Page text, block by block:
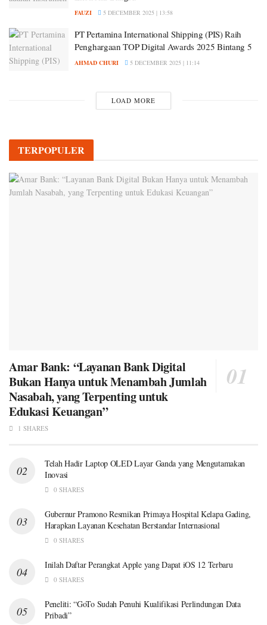
FAUZI 5 DECEMBER 2025 | 13:58
PT Pertamina International Shipping (PIS) Raih
Penghargaan TOP Digital Awards 2025 Bintang 5
AHMAD CHURI 5 DECEMBER 2025 | 11:14
LOAD MORE
TERPOPULER
Amar Bank: “Layanan Bank Digital
Bukan Hanya untuk Menambah Jumlah
Nasabah, yang Terpenting untuk
Edukasi Keuangan”
1 SHARES
Telah Hadir Laptop OLED Layar Ganda yang Mengutamakan
Inovasi
0 SHARES
Gubernur Pramono Resmikan Primaya Hospital Kelapa Gading,
Harapkan Layanan Kesehatan Berstandar Internasional
0 SHARES
Inilah Daftar Perangkat Apple yang Dapat iOS 12 Terbaru
0 SHARES
Peneliti: “GoTo Sudah Penuhi Kualifikasi Perlindungan Data
Pribadi”